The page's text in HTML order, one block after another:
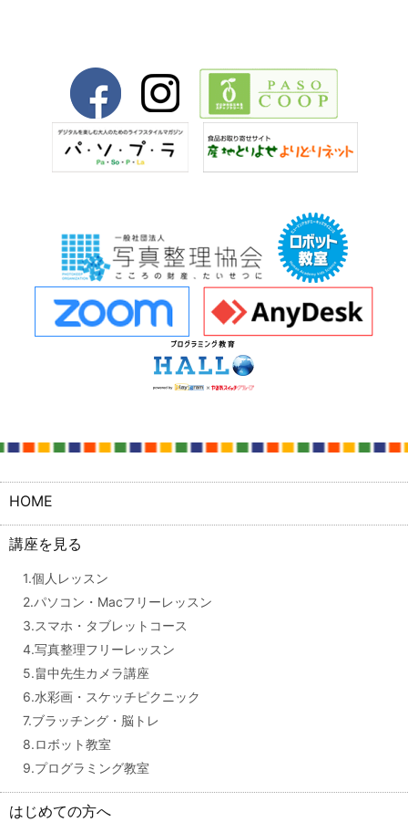
HOME
講座を見る
1.個人レッスン
2.パソコン・Macフリーレッスン
3.スマホ・タブレットコース
4.写真整理フリーレッスン
5.畠中先生カメラ講座
6.水彩画・スケッチピクニック
7.ブラッチング・脳トレ
8.ロボット教室
9.プログラミング教室
はじめての方へ